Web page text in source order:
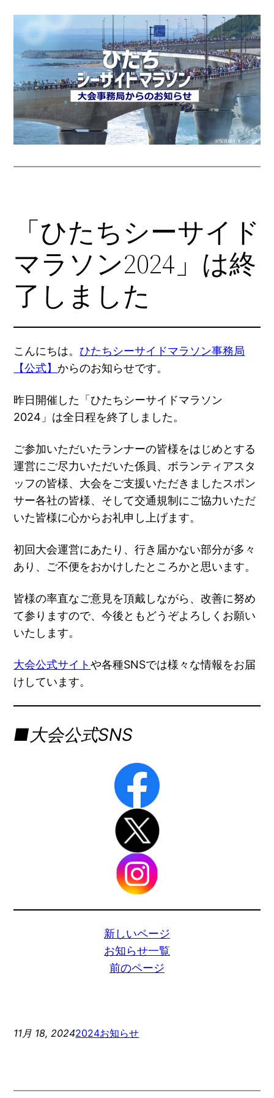
「ひたちシーサイド
マラソン2024」は終
了しました
こんにちは。ひたちシーサイドマラソン事務局
【公式】からのお知らせです。
昨日開催した「ひたちシーサイドマラソン
2024」は全日程を終了しました。
ご参加いただいたランナーの皆様をはじめとする
運営にご尽力いただいた係員、ボランティアスタ
ッフの皆様、大会をご支援いただきましたスポン
サー各社の皆様、そして交通規制にご協力いただ
いた皆様に心からお礼申し上げます。
初回大会運営にあたり、行き届かない部分が多々
あり、ご不便をおかけしたところかと思います。
皆様の率直なご意見を頂戴しながら、改善に努め
て参りますので、今後ともどうぞよろしくお願い
いたします。
大会公式サイトや各種SNSでは様々な情報をお届
けしています。
■大会公式SNS
新しいページ
お知らせ一覧
前のページ
11月 18, 20242024お知らせ